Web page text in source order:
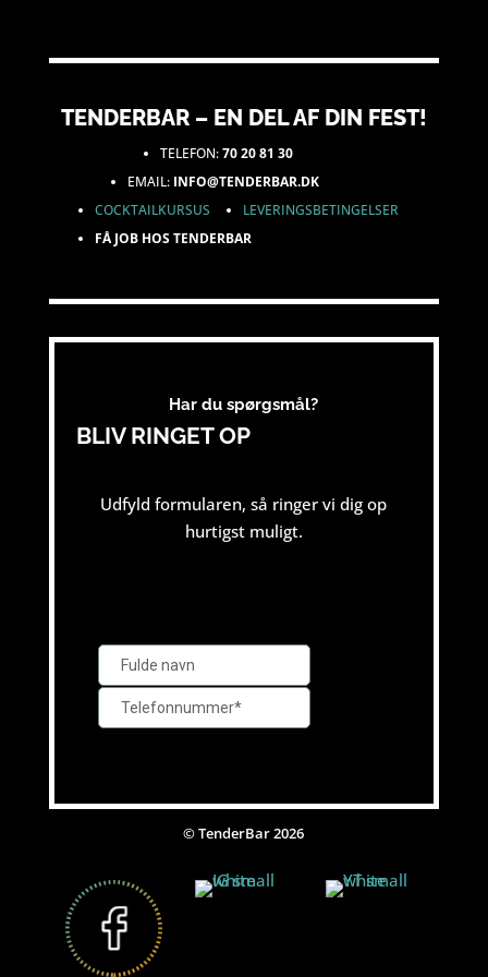
TENDERBAR – EN DEL AF DIN FEST!
TELEFON:70 20 81 30
EMAIL: INFO@TENDERBAR.DK
COCKTAILKURSUS
LEVERINGSBETINGELSER
FÅ JOB HOS TENDERBAR
Har du spørgsmål?
BLIV RINGET OP
Udfyld formularen, så ringer vi dig op
hurtigst muligt.
© TenderBar 2026